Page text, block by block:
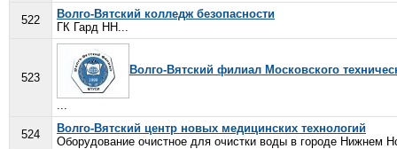
522
Волго-Вятский колледж безопасности
ГК Гард НН...
523
Волго-Вятский филиал Московского
...
524
Волго-Вятский центр новых медицинских технологий
Оборудование очистное для очистки воды в городе Нижнем